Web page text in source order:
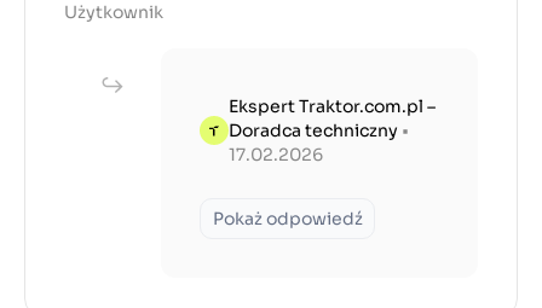
Użytkownik
Ekspert Traktor.com.pl –
Doradca techniczny •
17.02.2026
Pokaż odpowiedź